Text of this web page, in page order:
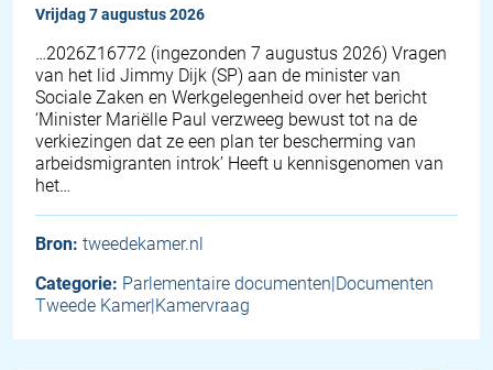
vrijdag 7 augustus 2026
… 2026Z16772 (ingezonden 7 augustus 2026) Vragen
van het lid Jimmy Dijk (SP) aan de minister van
Sociale Zaken en Werkgelegenheid over het bericht
‘Minister Mariëlle Paul verzweeg bewust tot na de
verkiezingen dat ze een plan ter bescherming van
arbeidsmigranten introk’ Heeft u kennisgenomen van
het…
Bron: tweedekamer.nl
Categorie: Parlementaire documenten|Documenten
Tweede Kamer|Kamervraag